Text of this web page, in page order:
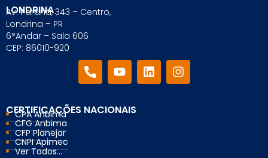
LONDRINA
Av. Paraná, 343 – Centro,
Londrina – PR
6°Andar – Sala 606
CEP: 86010-920
CERTIFICAÇÕES NACIONAIS
CPA Anbima
CFG Anbima
CFP Planejar
CNPI Apimec
Ver Todos...